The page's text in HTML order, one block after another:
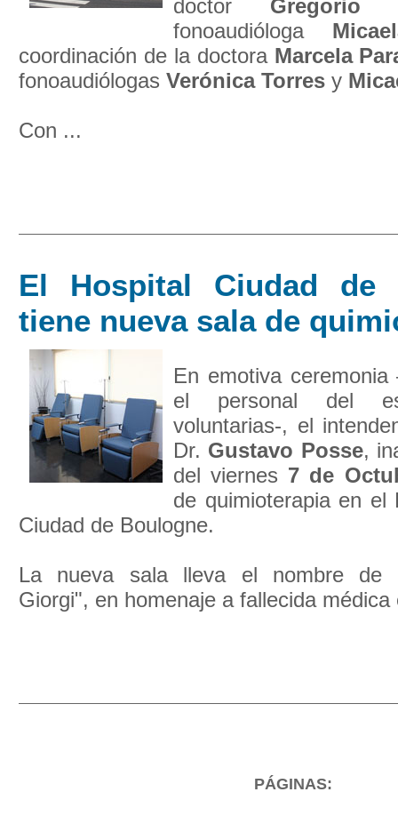
doctor Gregorio
fonoaudióloga
coordinación de la doctora Marcela
fonoaudiólogas Verónica Torres y
Con ...
El Hospital Ciudad de
tiene nueva sala de
En emotiva
el personal del
voluntarias-, el
Dr. Gustavo Posse,
del viernes 7 de
de quimioterapia en el
Ciudad de Boulogne.
La nueva sala lleva el nombre de
Giorgi", en homenaje a fallecida
PÁGINAS: